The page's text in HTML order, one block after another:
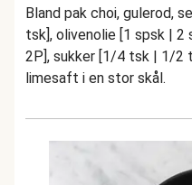
Bland pak choi, gulerod,
tsk], olivenolie [1 spsk | 2
2P], sukker [1/4 tsk | 1/
limesaft i en stor skål.